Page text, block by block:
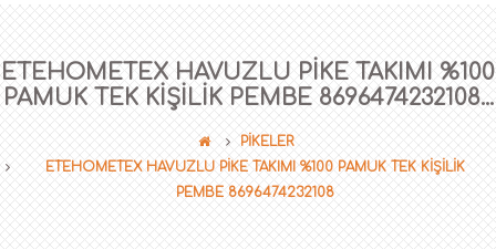
ETEHOMETEX HAVUZLU PİKE TAKIMI %100
PAMUK TEK KİŞİLİK PEMBE 8696474232108...
PİKELER
ETEHOMETEX HAVUZLU PİKE TAKIMI %100 PAMUK TEK KİŞİLİK
PEMBE 8696474232108